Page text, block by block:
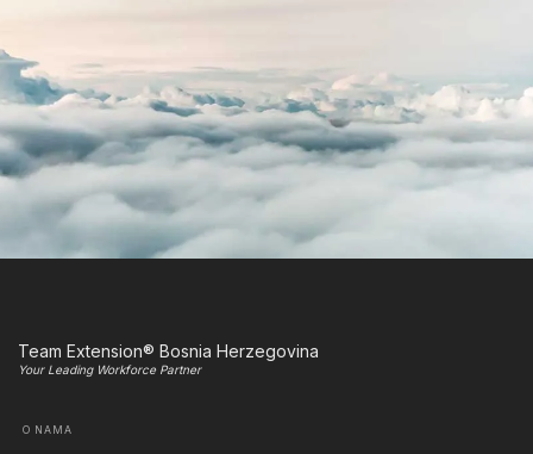
Team Extension® Bosnia Herzegovina
Your Leading Workforce Partner
O NAMA